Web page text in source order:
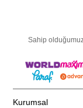
Sahip
Kurumsal